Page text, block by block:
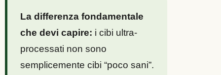
La differenza fondamentale
che devi capire: i cibi ultra-
processati non sono
semplicemente cibi “poco sani”.